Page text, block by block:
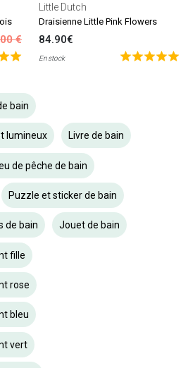
€
Little Dutch
Draisienne Little Pink Flowers
84.90€
En stock
bain
lumineux Livre de bain
de pêche de bain
Puzzle et sticker de bain
de bain Jouet de bain
fille
rose
bleu
vert